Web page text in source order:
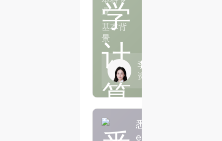
业
基本背
景
李王琳
资深申请主导师
悉尼大学计算机科
er一枚